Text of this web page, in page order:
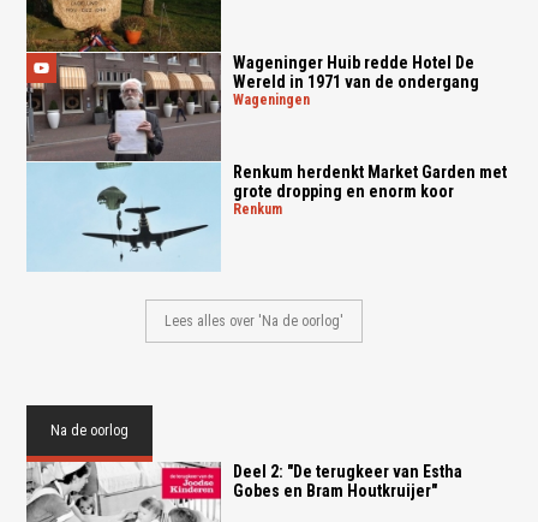
Wageninger Huib redde Hotel De
Wereld in 1971 van de ondergang
wageningen
Renkum herdenkt Market Garden met
grote dropping en enorm koor
renkum
Lees alles over 'Na de oorlog'
Na de oorlog
Deel 2: "De terugkeer van Estha
Gobes en Bram Houtkruijer"